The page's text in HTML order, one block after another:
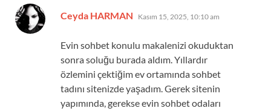
Ceyda HARMAN dedi
ki:
Kasım 15, 2025, 10:10 am
Evin sohbet konulu makalenizi okuduktan
sonra soluğu burada aldım. Yıllardır
özlemini çektiğim ev ortamında sohbet
tadını sitenizde yaşadım. Gerek sitenin
yapımında, gerekse evin sohbet odaları